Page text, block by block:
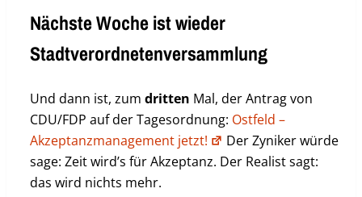
Nächste Woche ist wieder
Stadtverordnetenversammlung
Und dann ist, zum dritten Mal, der Antrag von
CDU/FDP auf der Tagesordnung: Ostfeld –
Akzeptanzmanagement jetzt!
Der Zyniker würde
sage: Zeit wird’s für Akzeptanz. Der Realist sagt:
das wird nichts mehr.